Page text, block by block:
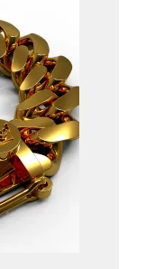
hasta
57.997,00